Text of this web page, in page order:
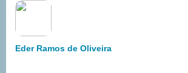
Eder Ramos de Oliveira